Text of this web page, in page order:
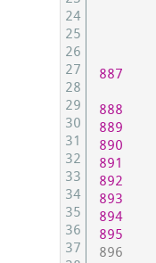
24
25
26
27
28
29
30
31
32
33
34
35
36
37
887
888
889
890
891
892
893
894
895
896